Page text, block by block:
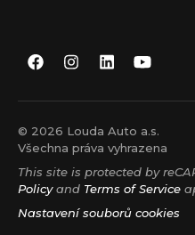
© 2026 Louda Auto a.s.
Všechna práva vyhrazena
This site is protected by
Policyand Terms of Service
Nastavení souborů cookies